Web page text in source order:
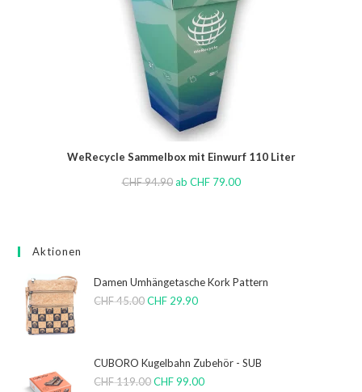
WeRecycle Sammelbox mit Einwurf 110 Liter
CHF94.90 ab CHF79.00
Aktionen
Damen Umhängetasche Kork Pattern
CHF45.00 CHF 29.90
CUBORO Kugelbahn Zubehör - SUB
CHF119.00 CHF99.00